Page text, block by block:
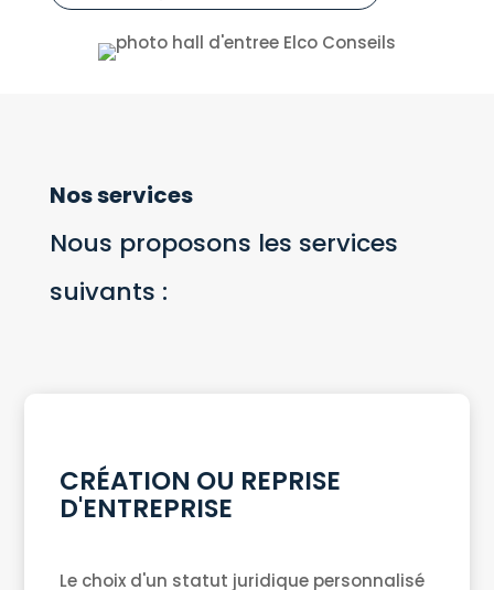
Nos services
Nous proposons les services
suivants :
CRÉATION OU REPRISE
D'ENTREPRISE
Le choix d'un statut juridique personnalisé